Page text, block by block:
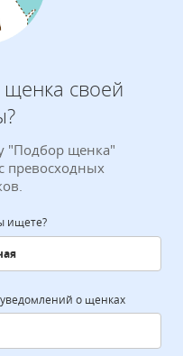
своей
"Подбор щенка"
превосходных
ищете?
о щенках